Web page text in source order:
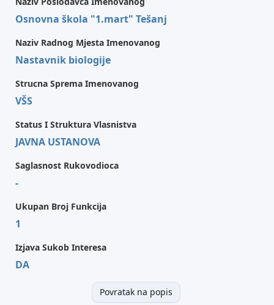
Osnovna škola "1.mart" Tešanj
Naziv Radnog Mjesta Imenovanog
Nastavnik biologije
Strucna Sprema Imenovanog
VŠS
Status I Struktura Vlasnistva
JAVNA USTANOVA
Saglasnost Rukovodioca
-
Ukupan Broj Funkcija
1
Izjava Sukob Interesa
DA
Povratak na popis